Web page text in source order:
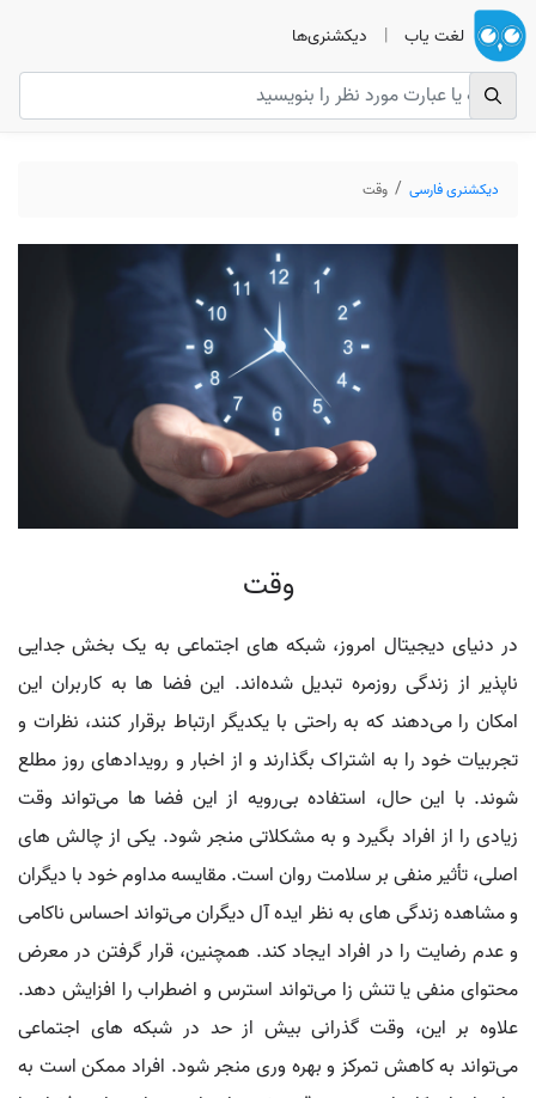
لغت یاب | دیکشنری‌ها
دیکشنری فارسی وقت
وقت
در دنیای دیجیتال امروز، شبکه‌ های اجتماعی به یک بخش جدایی‌
ناپذیر از زندگی روزمره تبدیل شده‌اند. این فضا ها به کاربران این
امکان را می‌دهند که به راحتی با یکدیگر ارتباط برقرار کنند، نظرات و
تجربیات خود را به اشتراک بگذارند و از اخبار و رویدادهای روز مطلع
شوند. با این حال، استفاده بی‌رویه از این فضا ها می‌تواند وقت
زیادی را از افراد بگیرد و به مشکلاتی منجر شود. یکی از چالش‌ های
اصلی، تأثیر منفی بر سلامت روان است. مقایسه مداوم خود با دیگران
و مشاهده زندگی‌ های به نظر ایده‌ آل دیگران می‌تواند احساس ناکامی
و عدم رضایت را در افراد ایجاد کند. همچنین، قرار گرفتن در معرض
محتوای منفی یا تنش‌ زا می‌تواند استرس و اضطراب را افزایش دهد.
علاوه بر این، وقت گذرانی بیش از حد در شبکه‌ های اجتماعی
می‌تواند به کاهش تمرکز و بهره‌ وری منجر شود. افراد ممکن است به